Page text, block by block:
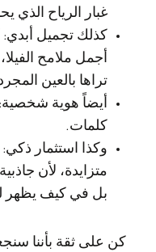
غبار الرياح الذي
كذلك تجميل أبدي:
أجمل ملامح
تراها بالعين
أيضاً هوية شخصية:
كلمات.
وكذا استثمار ذكي:
متزايدة، لأن
بل في كيف يظهر
كن على ثقة بأننا